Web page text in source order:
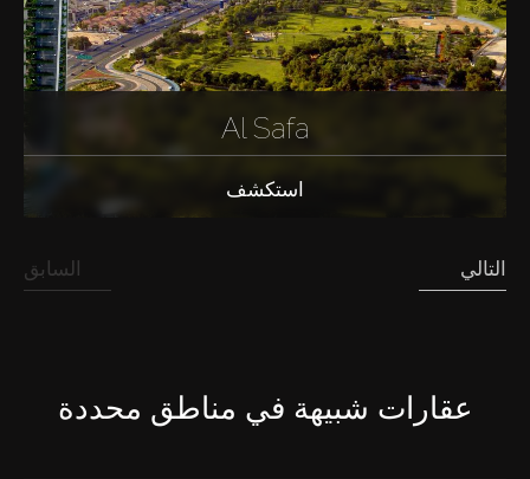
Al Safa
استكشف
السابق التالي
عقارات شبيهة في مناطق محددة